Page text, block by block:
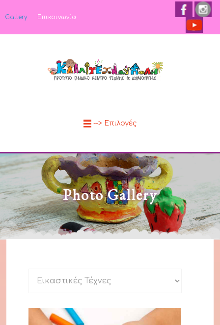
Gallery Επικοινωνία
--> Επιλογές
Photo Gallery